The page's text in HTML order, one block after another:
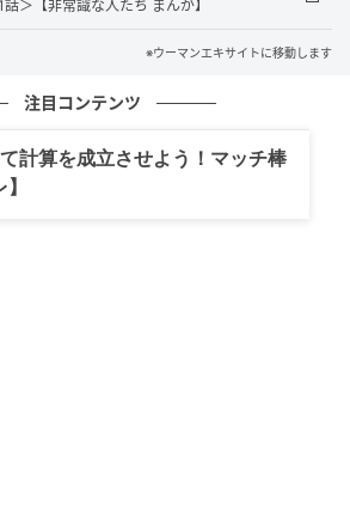
で…！
＞【非常識な人たち まんが】
※ウーマンエキサイトに移動します
注目コンテンツ
計算を成立させよう！マッチ棒